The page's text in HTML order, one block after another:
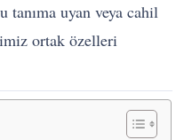
tanıma uyan veya cahil
ortak özelleri